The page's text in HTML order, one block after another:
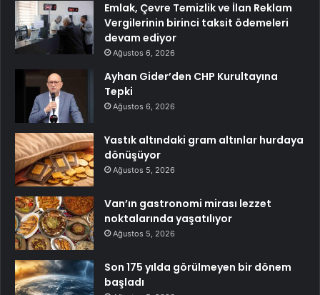
Emlak, Çevre Temizlik ve İlan Reklam
Vergilerinin birinci taksit ödemeleri
devam ediyor
Ağustos 6, 2026
Ayhan Gider’den CHP Kurultayına
Tepki
Ağustos 6, 2026
Yastık altındaki gram altınlar hurdaya
dönüşüyor
Ağustos 5, 2026
Van’ın gastronomi mirası lezzet
noktalarında yaşatılıyor
Ağustos 5, 2026
Son 175 yılda görülmeyen bir dönem
başladı